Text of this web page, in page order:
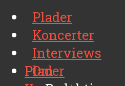
Plader
Koncerter
Interviews
Om
Plader